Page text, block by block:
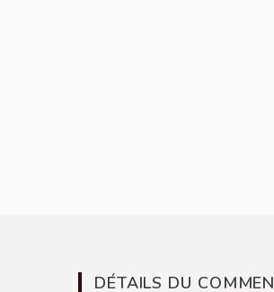
DÉTAILS DU